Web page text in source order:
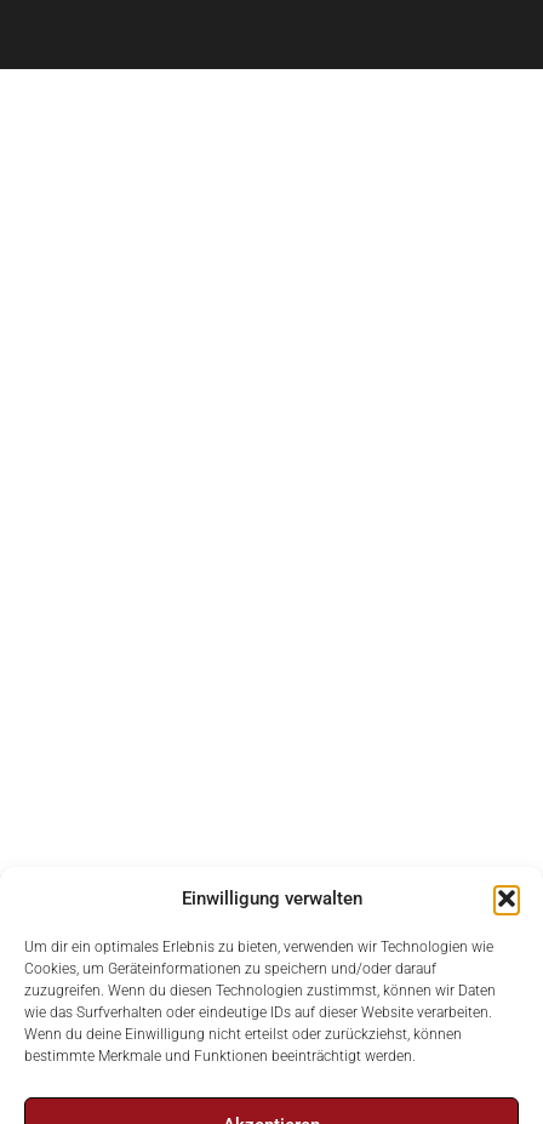
Einwilligung verwalten
Um dir ein optimales Erlebnis zu bieten, verwenden wir Technologien wie
Cookies, um Geräteinformationen zu speichern und/oder darauf
zuzugreifen. Wenn du diesen Technologien zustimmst, können wir Daten
wie das Surfverhalten oder eindeutige IDs auf dieser Website verarbeiten.
Wenn du deine Einwilligung nicht erteilst oder zurückziehst, können
bestimmte Merkmale und Funktionen beeinträchtigt werden.